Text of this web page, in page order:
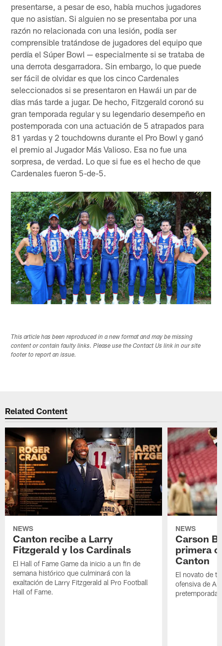
presentarse, a pesar de eso, había muchos jugadores
que no asistían. Si alguien no se presentaba por una
razón no relacionada con una lesión, podía ser
comprensible tratándose de jugadores del equipo que
perdía el Súper Bowl — especialmente si se trataba de
una derrota desgarradora. Sin embargo, lo que puede
ser fácil de olvidar es que los cinco Cardenales
seleccionados si se presentaron en Hawái un par de
días más tarde a jugar. De hecho, Fitzgerald coronó su
gran temporada regular y su legendario desempeño en
postemporada con una actuación de 5 atrapados para
81 yardas y 2 touchdowns durante el Pro Bowl y ganó
el premio al Jugador Más Valioso. Esa no fue una
sorpresa, de verdad. Lo que si fue es el hecho de que
Cardenales fueron 5-de-5.
This article has been reproduced in a new format and may be missing
content or contain faulty links. Please use the Contact Us link in our site
footer to report an issue.
Related Content
NEWS
Canton recibe a Larry
Fitzgerald y los Cardinals
El Hall of Fame Game da inicio a un fin de
semana histórico que culminará con la
exaltación de Larry Fitzgerald al Pro Football
Hall of Fame.
NEWS
Carson
primera
Canton
El novato de
ofensiva de
pretemporada